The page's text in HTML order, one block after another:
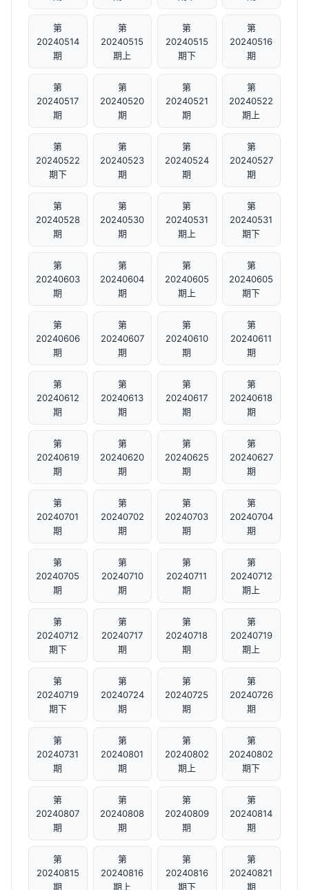
第
20240514
期
第
20240515
期上
第
20240515
期下
第
20240516
期
第
20240517
期
第
20240520
期
第
20240521
期
第
20240522
期上
第
20240522
期下
第
20240523
期
第
20240524
期
第
20240527
期
第
20240528
期
第
20240530
期
第
20240531
期上
第
20240531
期下
第
20240603
期
第
20240604
期
第
20240605
期上
第
20240605
期下
第
20240606
期
第
20240607
期
第
20240610
期
第
20240611
期
第
20240612
期
第
20240613
期
第
20240617
期
第
20240618
期
第
20240619
期
第
20240620
期
第
20240625
期
第
20240627
期
第
20240701
期
第
20240702
期
第
20240703
期
第
20240704
期
第
20240705
期
第
20240710
期
第
20240711
期
第
20240712
期上
第
20240712
期下
第
20240717
期
第
20240718
期
第
20240719
期上
第
20240719
期下
第
20240724
期
第
20240725
期
第
20240726
期
第
20240731
期
第
20240801
期
第
20240802
期上
第
20240802
期下
第
20240807
期
第
20240808
期
第
20240809
期
第
20240814
期
第
20240815
期
第
20240816
期上
第
20240816
期下
第
20240821
期